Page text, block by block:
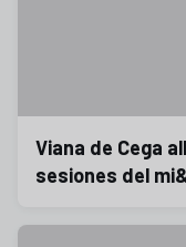
Viana de Cega
sesiones del